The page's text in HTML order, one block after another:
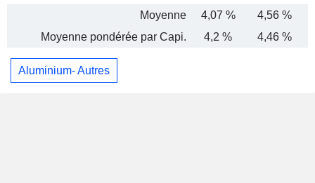
Moyenne
4,07 %
4,56 %
Moyenne pondérée par Capi.
4,2 % 4,46 %
Aluminium- Autres